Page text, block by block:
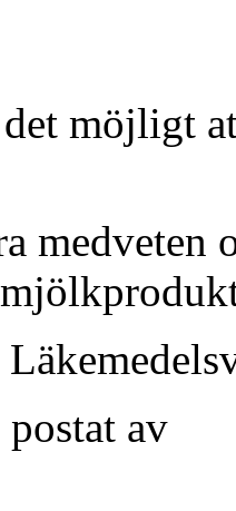
det möjligt
medveten
av